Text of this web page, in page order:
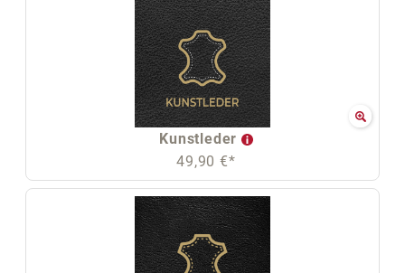
Kunstleder
49,90 €*